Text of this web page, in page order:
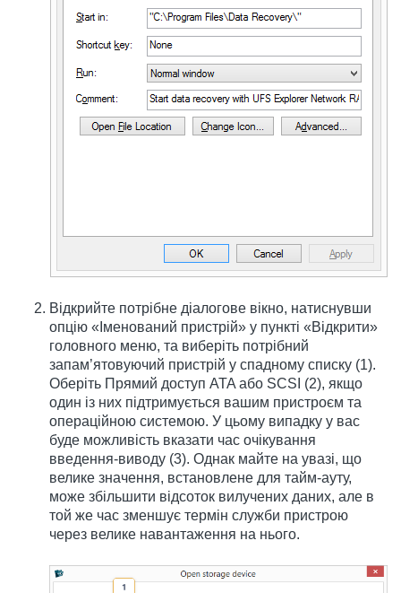
Відкрийте потрібне діалогове вікно, натиснувши
опцію «Іменований пристрій» у пункті «Відкрити»
головного меню, та виберіть потрібний
запам’ятовуючий пристрій у спадному списку (1).
Оберіть Прямий доступ ATA або SCSI (2), якщо
один із них підтримується вашим пристроєм та
операційною системою. У цьому випадку у вас
буде можливість вказати час очікування
введення-виводу (3). Однак майте на увазі, що
велике значення, встановлене для тайм-ауту,
може збільшити відсоток вилучених даних, але в
той же час зменшує термін служби пристрою
через велике навантаження на нього.